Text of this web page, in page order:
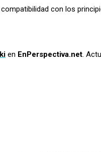
con los
en EnPerspectiva.net.